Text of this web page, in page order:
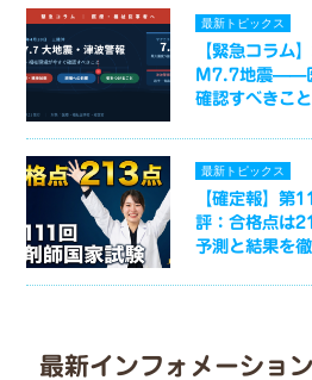
最新トピックス
【緊急コラム
M7.7地震——
確認すべきこ
最新トピックス
【確定報】第
評：合格点は
予測と結果を
最新インフォメーション